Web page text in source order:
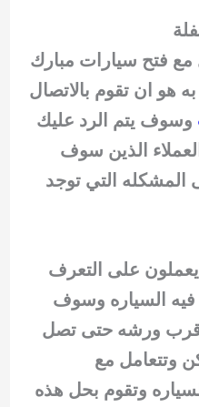
مع فتح سيارات مبارك
به هو ان تقوم بالاتصال
وسوف يتم الرد عليك
الذين سوف
التي توجد
على التعرف
فيه السياره وسوف
اقرب ورشه حتى تصل
وتتعامل مع
وتقوم بحل هذه